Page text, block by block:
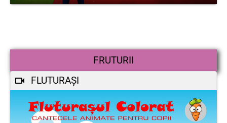
FRUTURII
FLUTURAȘI